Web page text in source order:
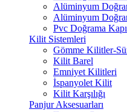
Alüminyum
Alüminyum
Pvc Doğrama
Kilit Sistemleri
Gömme Kilitler-
Kilit Barel
Emniyet Kilitleri
İspanyolet Kilit
Kilit Karşılığı
Panjur Aksesuarları